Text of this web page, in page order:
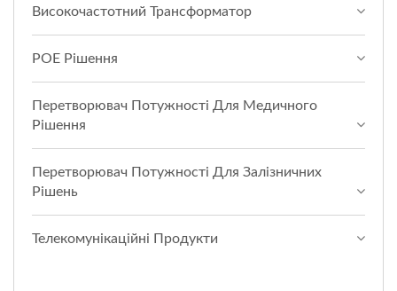
Високочастотний Трансформатор
POE Рішення
Перетворювач Потужності Для Медичного
Рішення
Перетворювач Потужності Для Залізничних
Рішень
Телекомунікаційні Продукти